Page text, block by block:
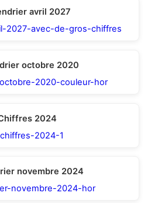
avril 2027
octobre 2020
2024
novembre 2024